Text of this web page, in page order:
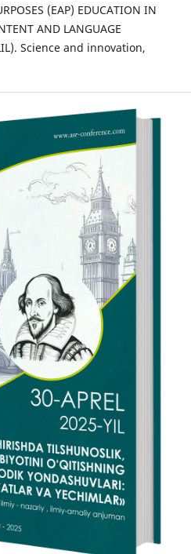
(EAP) EDUCATION IN
AND LANGUAGE
Science and innovation,